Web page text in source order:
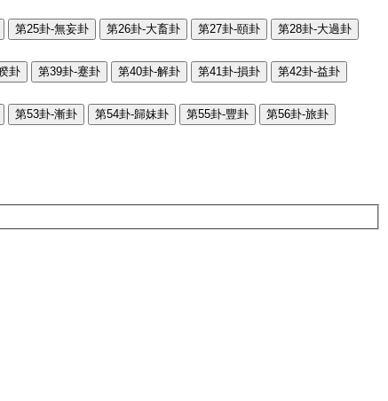
第25卦-無妄卦 第26卦-大畜卦 第27卦-頤卦 第28卦-大過卦
卦 第39卦-蹇卦 第40卦-解卦 第41卦-損卦 第42卦-益卦
第53卦-漸卦 第54卦-歸妹卦 第55卦-豐卦 第56卦-旅卦